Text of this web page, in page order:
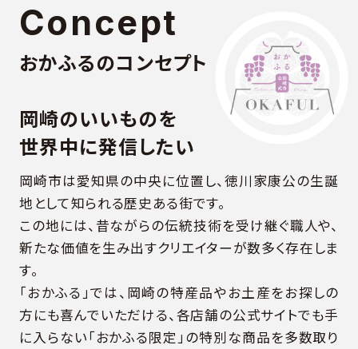
続く手作りへの
子に込められてい
焼き（つぶあん）
ん」の卵を使用し
く餡」や、蒲郡市
ションにも富んでいます。 しっと
らの手焼きどら焼
食べ応えのある商
ン作りをスタートさせました。
定で販売していたそうですが、そ
で広がり、より多くの人にその
康を届けたいという想いから、一
三原則は「素材」「手作り」「鮮
材を使用し、一つひとつ丁寧に手
しています。 また、焼き立
を届けたいという想いから、鮮度
添加物不使用の安心・
目指しており、日持ちの問題やカ
どうしても添加物が必要な一部商
、必要最低限の使用に留め、極力
あくまでも「体に優し
指し、安心して食べられるパン作り
勢は、多くのパン好きからも支持
Concept
おかふるのコンセプト
岡崎のいいものを
世界中に発信したい
岡崎市は愛知県の中央に位置し、徳川家康公の生誕
地として知られる歴史ある街です。
この地には、昔ながらの伝統技術を受け継ぐ職人や、
新たな価値を生み出すクリエイターが数多く存在しま
す。
「おかふる」では、岡崎の特産品やお土産をお探しの
方にも喜んでいただける、各店舗の公式サイトでも手
に入らない「おかふる限定」の特別な商品を多数取り